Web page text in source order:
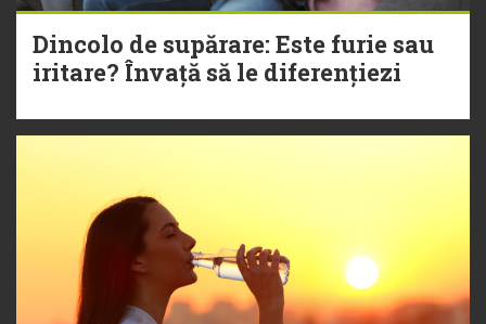
Dincolo de supărare: Este furie sau
iritare? Învață să le diferențiezi